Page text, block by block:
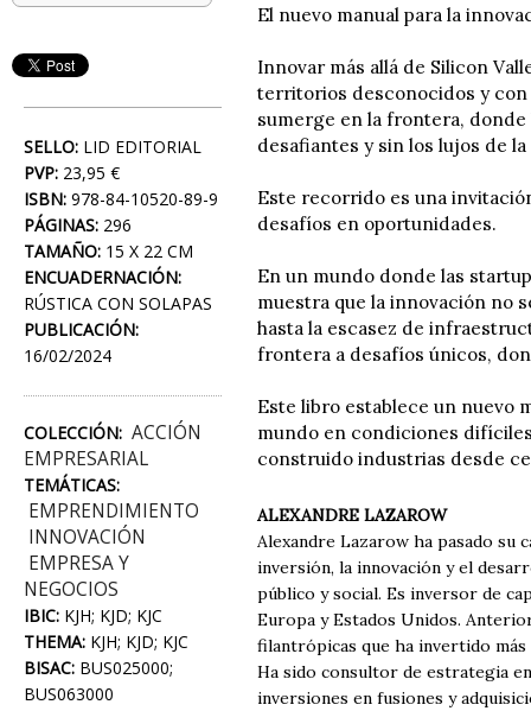
SELLO: LID EDITORIAL
PVP: 23,95 €
ISBN: 978-84-10520-89-9
PÁGINAS: 296
TAMAÑO: 15 X 22 CM
ENCUADERNACIÓN:
RÚSTICA CON SOLAPAS
PUBLICACIÓN:
16/02/2024
COLECCIÓN: ACCIÓN
EMPRESARIAL
TEMÁTICAS:
EMPRENDIMIENTO
INNOVACIÓN
EMPRESA Y
NEGOCIOS
IBIC: KJH; KJD; KJC
THEMA: KJH; KJD; KJC
BISAC: BUS025000;
BUS063000
El nuevo manual para la
Innovar más allá de Silicon
territorios desconocidos y con
sumerge en la frontera,
desafiantes y sin los lujos de
Este recorrido es una
desafíos en oportunidades.
En un mundo donde las
muestra que la innovación no
hasta la escasez de
frontera a desafíos únicos,
Este libro establece un nuevo
mundo en condiciones
construido industrias desde
ALEXANDRE LAZAROW
Alexandre Lazarow ha pasado su
inversión, la innovación y el
público y social. Es inversor de
Europa y Estados Unidos.
filantrópicas que ha invertido
Ha sido consultor de estrategia
inversiones en fusiones y